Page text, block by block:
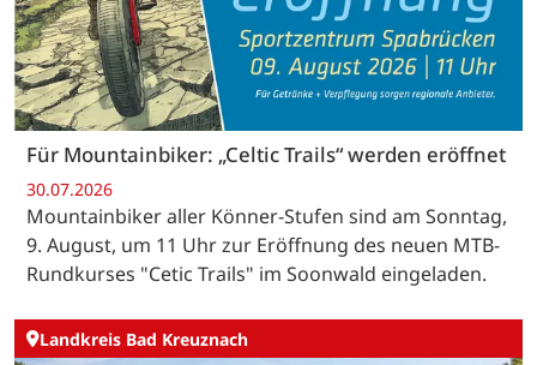
Für Mountainbiker: „Celtic Trails“ werden eröffnet
30.07.2026
Mountainbiker aller Könner-Stufen sind am Sonntag,
9. August, um 11 Uhr zur Eröffnung des neuen MTB-
Rundkurses "Cetic Trails" im Soonwald eingeladen.
Landkreis Bad Kreuznach